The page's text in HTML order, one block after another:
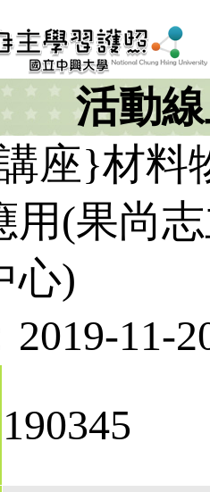
活動
座}材料
用(果尚
心)
11-
190345